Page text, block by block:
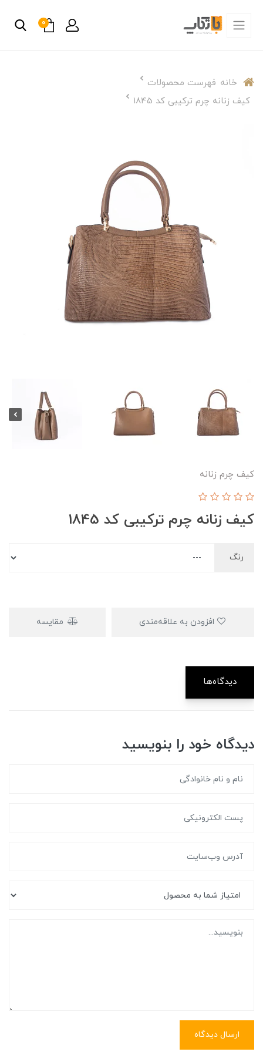
0
خانه فهرست محصولات
کیف زنانه چرم ترکیبی کد 1845
کیف چرم زنانه
کیف زنانه چرم ترکیبی کد 1845
رنگ
مقایسه
دیدگاه‌ها
دیدگاه خود را بنویسید
ارسال دیدگاه